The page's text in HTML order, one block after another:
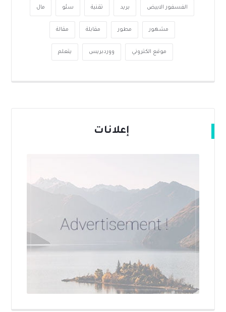
الفسفور الابيض بريد تقنية سئو مال
مشهور مطور مقابلة مقالة
موقع الكتروني ووردبريس يتعلم
إعلانات